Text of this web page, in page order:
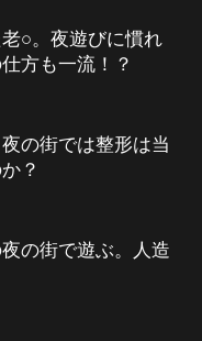
○。夜遊びに慣れ
方も一流！？
の街では整形は当
？
の街で遊ぶ。人造